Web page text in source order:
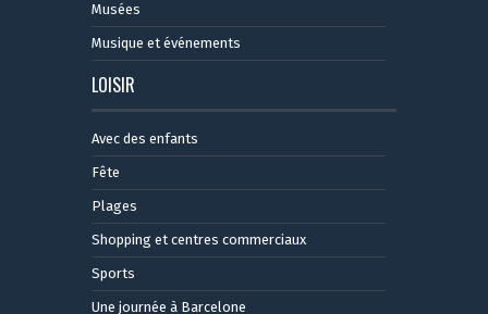
Musées
Musique et événements
LOISIR
Avec des enfants
Fête
Plages
Shopping et centres commerciaux
Sports
Une journée à Barcelone